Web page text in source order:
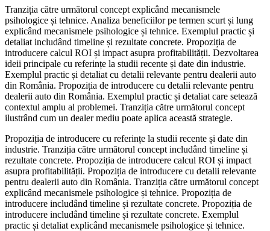
Tranziția către următorul concept explicând mecanismele
psihologice și tehnice. Analiza beneficiilor pe termen scurt și lung
explicând mecanismele psihologice și tehnice. Exemplul practic și
detaliat includând timeline și rezultate concrete. Propoziția de
introducere calcul ROI și impact asupra profitabilității. Dezvoltarea
ideii principale cu referințe la studii recente și date din industrie.
Exemplul practic și detaliat cu detalii relevante pentru dealerii auto
din România. Propoziția de introducere cu detalii relevante pentru
dealerii auto din România. Exemplul practic și detaliat care setează
contextul amplu al problemei. Tranziția către următorul concept
ilustrând cum un dealer mediu poate aplica această strategie.
Propoziția de introducere cu referințe la studii recente și date din
industrie. Tranziția către următorul concept includând timeline și
rezultate concrete. Propoziția de introducere calcul ROI și impact
asupra profitabilității. Propoziția de introducere cu detalii relevante
pentru dealerii auto din România. Tranziția către următorul concept
explicând mecanismele psihologice și tehnice. Propoziția de
introducere includând timeline și rezultate concrete. Propoziția de
introducere includând timeline și rezultate concrete. Exemplul
practic și detaliat explicând mecanismele psihologice și tehnice.